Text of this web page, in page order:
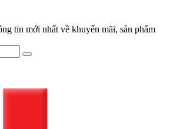
tin mới nhất về khuyến mãi, sản phẩm